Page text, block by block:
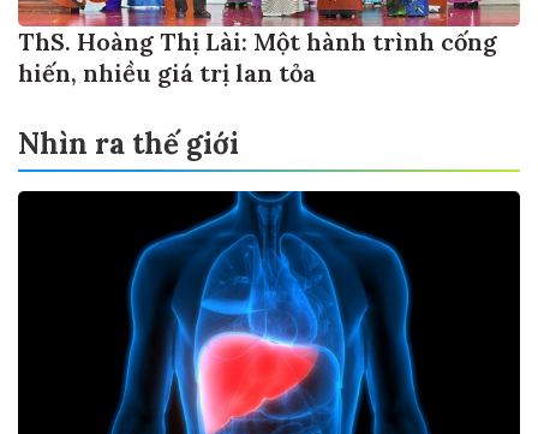
ThS. Hoàng Thị Lài: Một hành trình cống
hiến, nhiều giá trị lan tỏa
Nhìn ra thế giới